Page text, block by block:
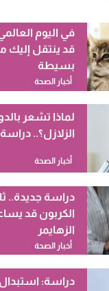
في اليوم
قد ينتقل
بسيطة
أخبار الصحة
لماذا تشعر
الزلازل؟..
أخبار الصحة
دراسة جديدة..
الكربون قد
الزهايمر
أخبار الصحة
دراسة: استبدال